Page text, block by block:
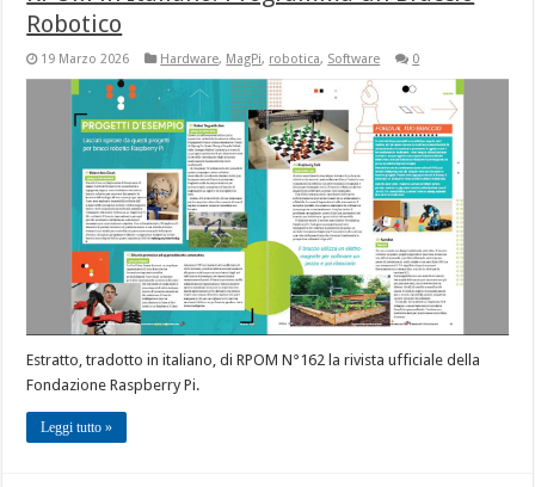
Robotico
19 Marzo 2026 Hardware, MagPi, robotica, Software 0
Estratto, tradotto in italiano, di RPOM N°162 la rivista ufficiale della
Fondazione Raspberry Pi.
Leggi tutto »